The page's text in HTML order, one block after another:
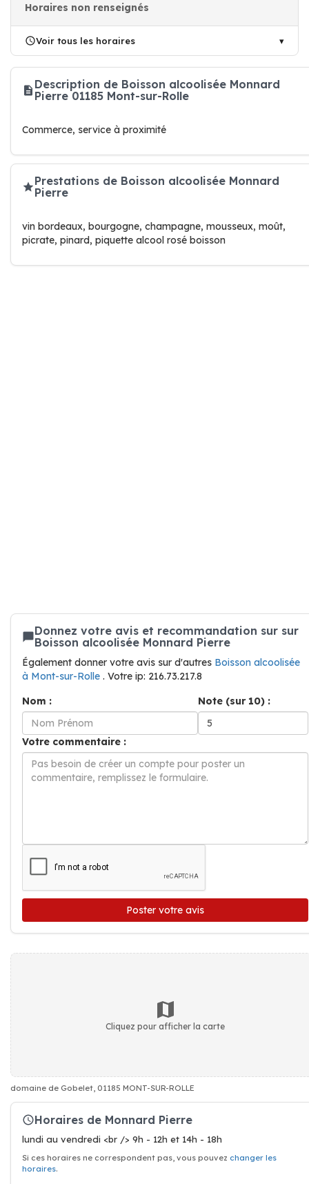
Horaires non renseignés
Voir tous les horaires
Description de Boisson alcoolisée Monnard
Pierre 01185 Mont-sur-Rolle
Commerce, service à proximité
Prestations de Boisson alcoolisée Monnard
Pierre
vin bordeaux, bourgogne, champagne, mousseux, moût,
picrate, pinard, piquette alcool rosé boisson
Donnez votre avis et recommandation sur sur
Boisson alcoolisée Monnard Pierre
Également donner votre avis sur d'autres Boisson alcoolisée
à Mont-sur-Rolle . Votre ip: 216.73.217.8
Nom :
Note (sur 10) :
Votre commentaire :
Poster votre avis
Cliquez pour afficher la carte
domaine de Gobelet, 01185 MONT-SUR-ROLLE
Horaires de Monnard Pierre
lundi au vendredi <br /> 9h - 12h et 14h - 18h
Si ces horaires ne correspondent pas, vous pouvez changer les
horaires.